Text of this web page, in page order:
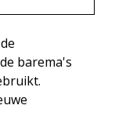
barema's